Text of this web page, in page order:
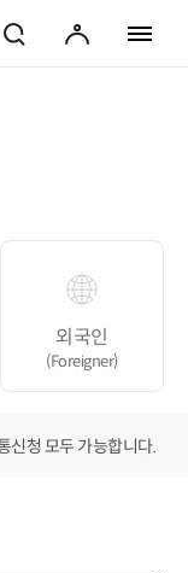
검색
마이페이지
외국인
(Foreigner)
신청 모두 가능합니다.